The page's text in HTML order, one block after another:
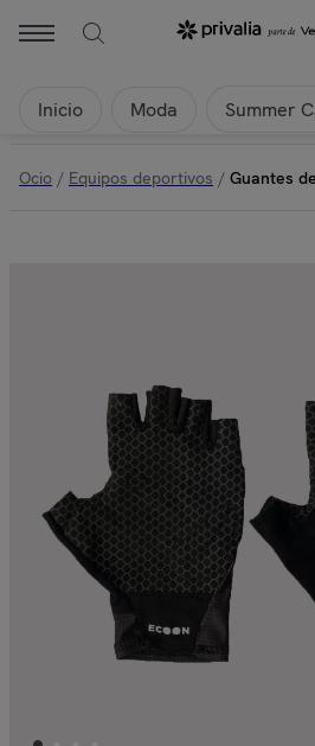
Inicio Moda Summer
Ocio / Equipos deportivos / Guantes